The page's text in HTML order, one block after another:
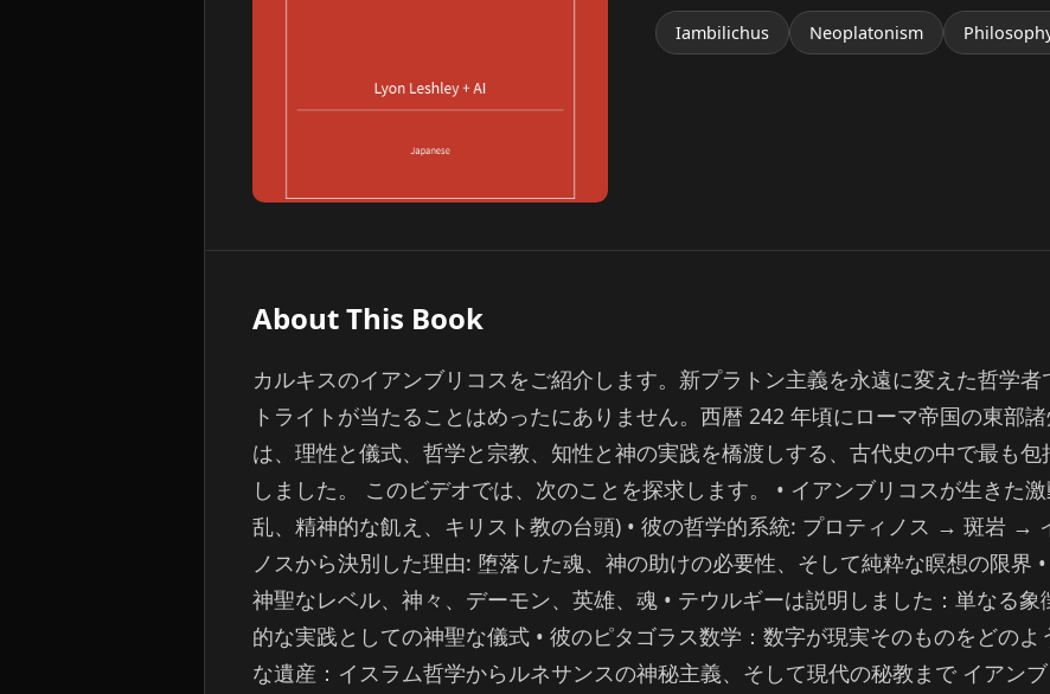
Iambilichus Neoplatonism
About This Book
カルキスのイアンブリコスをご紹介します。新プラトン主義を永遠に変えた哲学
トライトが当たることはめったにありません。西暦 242 年頃にローマ帝国の東部
は、理性と儀式、哲学と宗教、知性と神の実践を橋渡しする、古代史の中で最も
しました。 このビデオでは、次のことを探求します。 • イアンブリコスが生きた
乱、精神的な飢え、キリスト教の台頭) • 彼の哲学的系統: プロティノス → 斑岩 →
ノスから決別した理由: 堕落した魂、神の助けの必要性、そして純粋な瞑想の限界
神聖なレベル、神々、デーモン、英雄、魂 • テウルギーは説明しました：単なる
的な実践としての神聖な儀式 • 彼のピタゴラス数学：数字が現実そのものをどの
な遺産：イスラム哲学からルネサンスの神秘主義、そして現代の秘教まで イアン